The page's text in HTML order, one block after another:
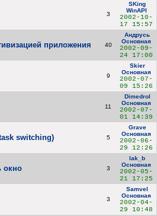
3
SKing
WinAPI
2002-10-
17 15:57
приложения 40
Андрусь
Основная
2002-09-
24 17:00
9
Skier
Основная
2002-07-
09 15:26
11
Dimedrol
Основная
2002-07-
01 14:39
switching) 5
Grave
Основная
2002-06-
29 12:26
окно 3
lak_b
Основная
2002-05-
21 17:25
3
Samvel
Основная
2002-04-
29 10:48